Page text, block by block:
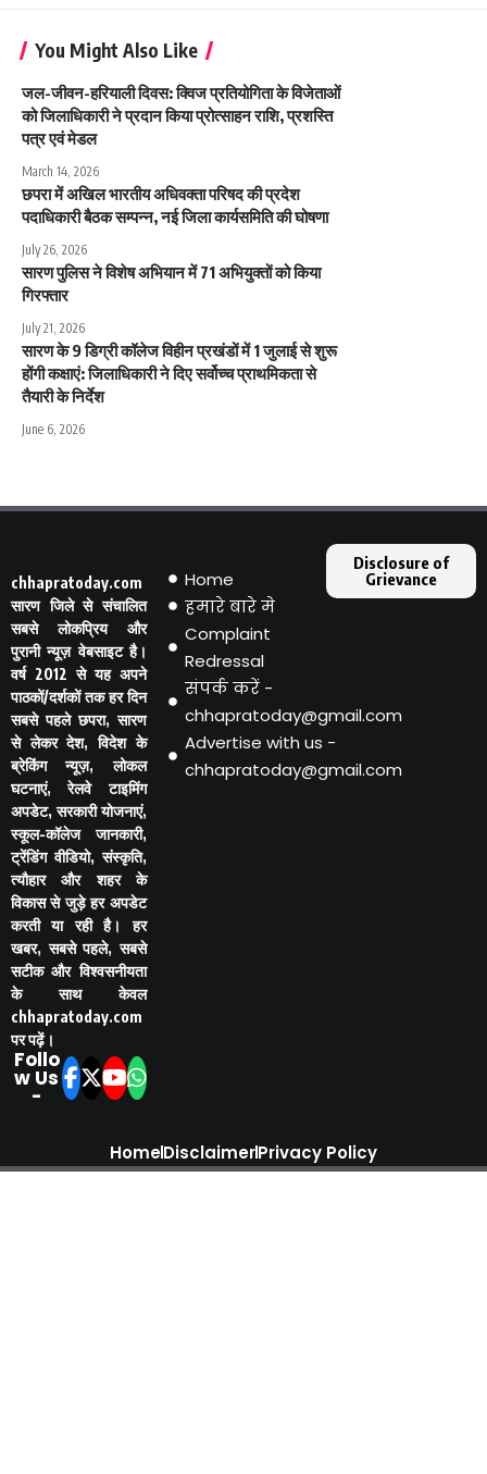
You Might Also Like
जल-जीवन-हरियाली दिवस: क्विज प्रतियोगिता के विजेताओं
को जिलाधिकारी ने प्रदान किया प्रोत्साहन राशि, प्रशस्ति
पत्र एवं मेडल
March 14, 2026
छपरा में अखिल भारतीय अधिवक्ता परिषद की प्रदेश
पदाधिकारी बैठक सम्पन्न, नई जिला कार्यसमिति की घोषणा
July 26, 2026
सारण पुलिस ने विशेष अभियान में 71 अभियुक्तों को किया
गिरफ्तार
July 21, 2026
सारण के 9 डिग्री कॉलेज विहीन प्रखंडों में 1 जुलाई से शुरू
होंगी कक्षाएं: जिलाधिकारी ने दिए सर्वोच्च प्राथमिकता से
तैयारी के निर्देश
June 6, 2026
chhapratoday.com
सारण जिले से संचालित
सबसे लोकप्रिय और
पुरानी न्यूज़ वेबसाइट है।
वर्ष 2012 से यह अपने
पाठकों/दर्शकों तक हर दिन
सबसे पहले छपरा, सारण
से लेकर देश, विदेश के
ब्रेकिंग न्यूज़, लोकल
घटनाएं, रेलवे टाइमिंग
अपडेट, सरकारी योजनाएं,
स्कूल-कॉलेज जानकारी,
ट्रेंडिंग वीडियो, संस्कृति,
त्यौहार और शहर के
विकास से जुड़े हर अपडेट
करती या रही है। हर
खबर, सबसे पहले, सबसे
सटीक और विश्वसनीयता
के साथ केवल
chhapratoday.com
पर पढ़ें।
Follo
w Us
-
Home
हमारे बारे मे
Complaint
Redressal
संपर्क करें -
chhapratoday@gmail.com
Advertise with us -
chhapratoday@gmail.com
Disclosure of
Grievance
HomeDisclaimerPrivacy Policy